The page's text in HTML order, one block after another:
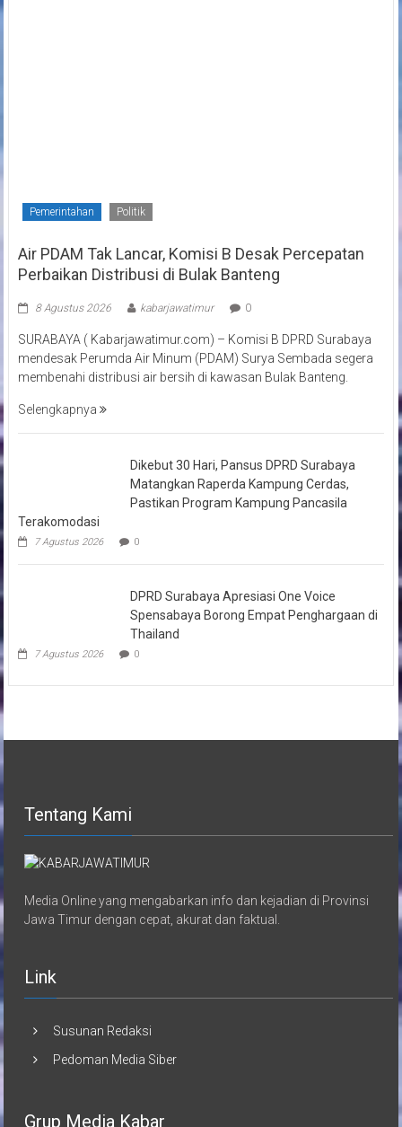
Pemerintahan Politik
Air PDAM Tak Lancar, Komisi B Desak Percepatan
Perbaikan Distribusi di Bulak Banteng
8 Agustus 2026 kabarjawatimur 0
SURABAYA ( Kabarjawatimur.com) – Komisi B DPRD Surabaya
mendesak Perumda Air Minum (PDAM) Surya Sembada segera
membenahi distribusi air bersih di kawasan Bulak Banteng.
Selengkapnya
Dikebut 30 Hari, Pansus DPRD Surabaya
Matangkan Raperda Kampung Cerdas,
Pastikan Program Kampung Pancasila
Terakomodasi
7 Agustus 2026 0
DPRD Surabaya Apresiasi One Voice
Spensabaya Borong Empat Penghargaan di
Thailand
7 Agustus 2026 0
Tentang Kami
Media Online yang mengabarkan info dan kejadian di Provinsi
Jawa Timur dengan cepat, akurat dan faktual.
Link
Susunan Redaksi
Pedoman Media Siber
Grup Media Kabar